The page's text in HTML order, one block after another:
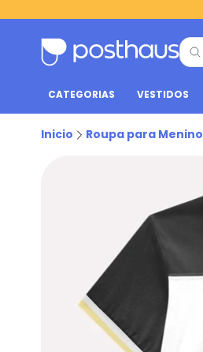
CATEGORIAS VESTIDOS
Inicio Roupa para Menino